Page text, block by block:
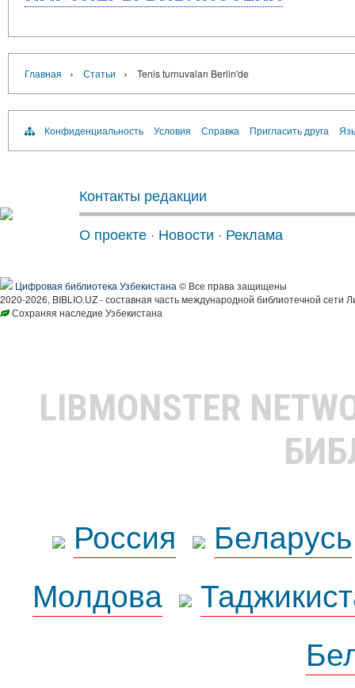
Главная › Статьи › Tenis turnuvaları Berlin'de
Конфиденциальность Условия Справка Пригласить друга
Контакты редакции
О проекте · Новости · Реклама
Цифровая библиотека Узбекистана © Все права защищены
2020-2026, BIBLIO.UZ - составная часть международной библиотечной сети
Сохраняя наследие Узбекистана
LIBMONSTER
Россия
Беларусь
Молдова